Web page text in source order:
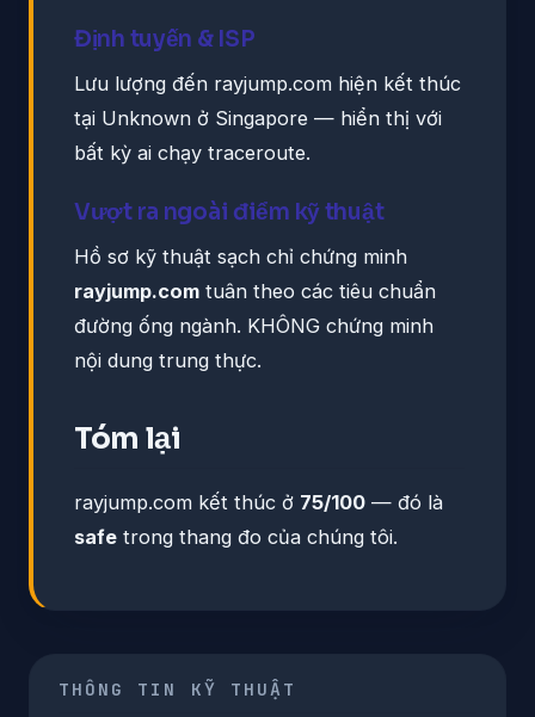
Định tuyến & ISP
Lưu lượng đến rayjump.com hiện kết thúc
tại Unknown ở Singapore — hiển thị với
bất kỳ ai chạy traceroute.
Vượt ra ngoài điểm kỹ thuật
Hồ sơ kỹ thuật sạch chỉ chứng minh
rayjump.com tuân theo các tiêu chuẩn
đường ống ngành. KHÔNG chứng minh
nội dung trung thực.
Tóm lại
rayjump.com kết thúc ở 75/100 — đó là
safe trong thang đo của chúng tôi.
THÔNG TIN KỸ THUẬT